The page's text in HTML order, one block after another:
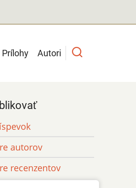
Prílohy Autori
autorov
recenzentov